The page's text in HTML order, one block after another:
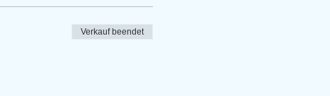
Verkauf beendet